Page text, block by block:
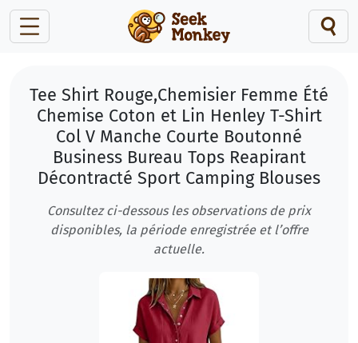
Tee Shirt Rouge,Chemisier Femme Été
Chemise Coton et Lin Henley T-Shirt
Col V Manche Courte Boutonné
Business Bureau Tops Reapirant
Décontracté Sport Camping Blouses
Consultez ci-dessous les observations de prix
disponibles, la période enregistrée et l’offre
actuelle.